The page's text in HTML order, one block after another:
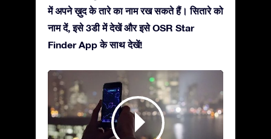
में अपने ख़ुद के तारे का नाम रख सकते हैं। सितारे को
नाम दें, इसे 3डी में देखें और इसे OSR Star
Finder App के साथ देखें!